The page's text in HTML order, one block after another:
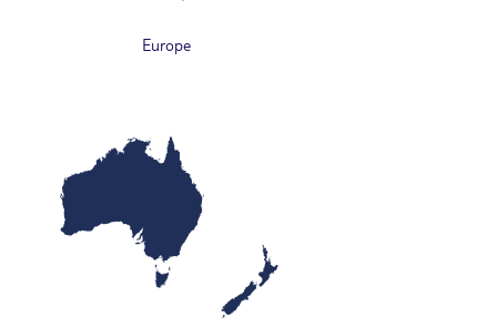
Europe